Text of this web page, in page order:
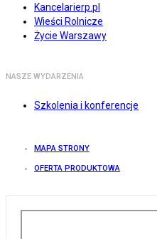
Kancelarierp.pl
Wieści Rolnicze
Życie Warszawy
NASZE WYDARZENIA
Szkolenia i konferencje
MAPA STRONY
OFERTA PRODUKTOWA